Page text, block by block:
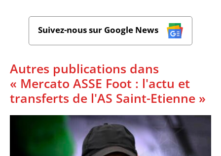
Suivez-nous sur Google News
Autres publications dans
« Mercato ASSE Foot : l'actu et
transferts de l'AS Saint-Etienne »